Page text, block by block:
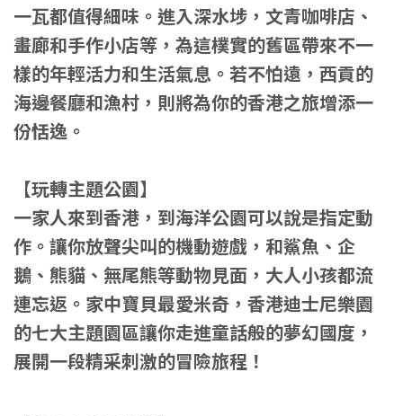
一瓦都值得細味。進入深水埗，文青咖啡店、
畫廊和手作小店等，為這樸實的舊區帶來不一
樣的年輕活力和生活氣息。若不怕遠，西貢的
海邊餐廳和漁村，則將為你的香港之旅增添一
份恬逸。
【玩轉主題公園 】
一家人來到香港，到海洋公園可以說是指定動
作。讓你放聲尖叫的機動遊戲，和鯊魚、企
鵝、熊貓、無尾熊等動物見面，大人小孩都流
連忘返。家中寶貝最愛米奇，香港迪士尼樂園
的七大主題園區讓你走進童話般的夢幻國度，
展開一段精采刺激的冒險旅程！